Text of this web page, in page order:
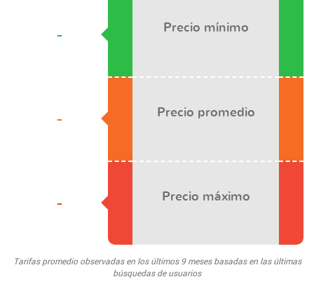
-
-
-
Precio mínimo
Precio promedio
Precio máximo
Tarifas promedio observadas en los últimos 9 meses basadas en las últimas
búsquedas de usuarios